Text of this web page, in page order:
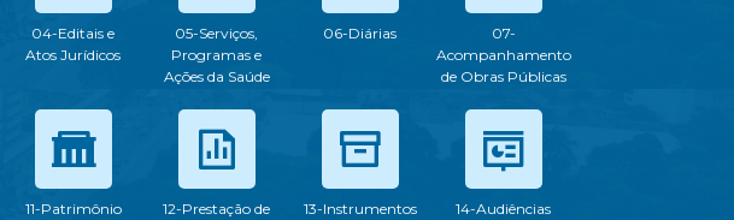
04-Editais e
Atos Jurídicos
05-Serviços,
Programas e
Ações da Saúde
06-Diárias
07-
Acompanhamento
de Obras Públicas
11-Patrimônio
12-Prestação de
13-Instrumentos
14-Audiências